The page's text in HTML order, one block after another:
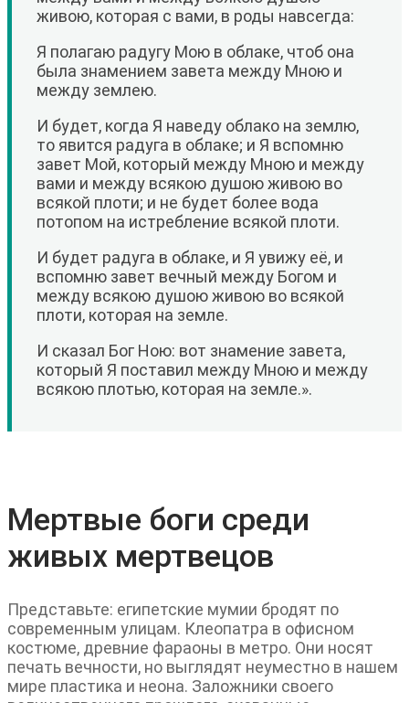
живою, которая с вами, в роды навсегда:
Я полагаю радугу Мою в облаке, чтоб она
была знамением завета между Мною и
между землею.
И будет, когда Я наведу облако на землю,
то явится радуга в облаке; и Я вспомню
завет Мой, который между Мною и между
вами и между всякою душою живою во
всякой плоти; и не будет более вода
потопом на истребление всякой плоти.
И будет радуга в облаке, и Я увижу её, и
вспомню завет вечный между Богом и
между всякою душою живою во всякой
плоти, которая на земле.
И сказал Бог Ною: вот знамение завета,
который Я поставил между Мною и между
всякою плотью, которая на земле.».
Мертвые боги среди
живых мертвецов
Представьте: египетские мумии бродят по
современным улицам. Клеопатра в офисном
костюме, древние фараоны в метро. Они носят
печать вечности, но выглядят неуместно в нашем
мире пластика и неона. Заложники своего